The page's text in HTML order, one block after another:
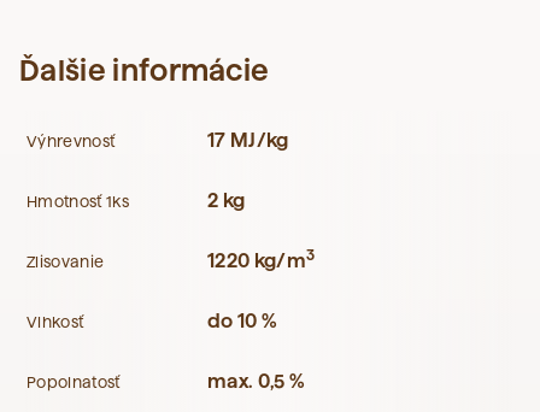
Ďalšie informácie
Výhrevnosť 17 MJ/kg
Hmotnosť 1ks 2 kg
Zlisovanie 1220 kg/m3
Vlhkosť do 10 %
Popolnatosť max. 0,5 %